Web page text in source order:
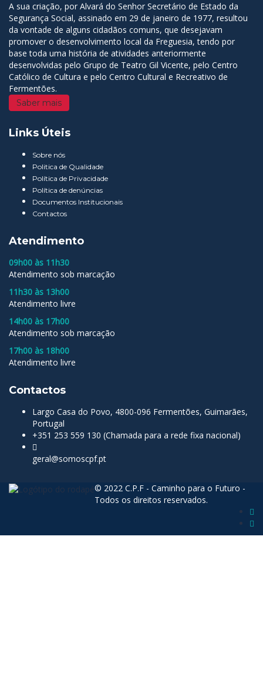
A sua criação, por Alvará do Senhor Secretário de Estado da
Segurança Social, assinado em 29 de janeiro de 1977, resultou
da vontade de alguns cidadãos comuns, que desejavam
promover o desenvolvimento local da Freguesia, tendo por
base toda uma história de atividades anteriormente
desenvolvidas pelo Grupo de Teatro Gil Vicente, pelo Centro
Católico de Cultura e pelo Centro Cultural e Recreativo de
Fermentões.
Saber mais
Links Úteis
Sobre nós
Politica de Qualidade
Política de Privacidade
Política de denúncias
Documentos Institucionais
Contactos
Atendimento
09h00 às 11h30
Atendimento sob marcação
11h30 às 13h00
Atendimento livre
14h00 às 17h00
Atendimento sob marcação
17h00 às 18h00
Atendimento livre
Contactos
Largo Casa do Povo, 4800-096 Fermentões, Guimarães,
Portugal
+351 253 559 130 (Chamada para a rede fixa nacional)
geral@somoscpf.pt
© 2022 C.P.F - Caminho para o Futuro -
Todos os direitos reservados.